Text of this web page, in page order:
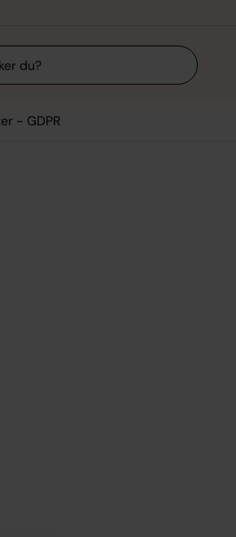
- GDPR